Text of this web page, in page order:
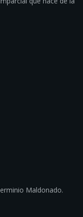
Maldonado.